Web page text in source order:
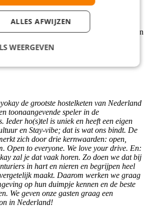
leukste hostelketen met een informele
open bedrijfscultuur
je ontwikkeling. Leren on the job of via een
HI-connect in een hostel in het
de grootste hostelketen van Nederland
toonaangevende speler in de
Ieder ho(s)tel is uniek en heeft een eigen
en Stay-vibe; dat is wat ons bindt. De
zich door drie kernwaarden: open,
Open to everyone. We love your drive. En:
zal je dat vaak horen. Zo doen we dat bij
in hart en nieren en begrijpen heel
maakt. Daarom werken we graag
op hun duimpje kennen en de beste
We geven onze gasten graag een
in Nederland!
ALLES AFWIJZEN
WEERGEVEN